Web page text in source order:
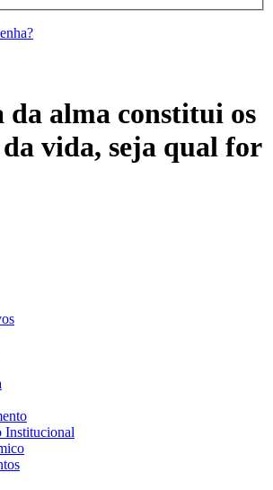
alma constitui os
vida, seja qual for
Institucional